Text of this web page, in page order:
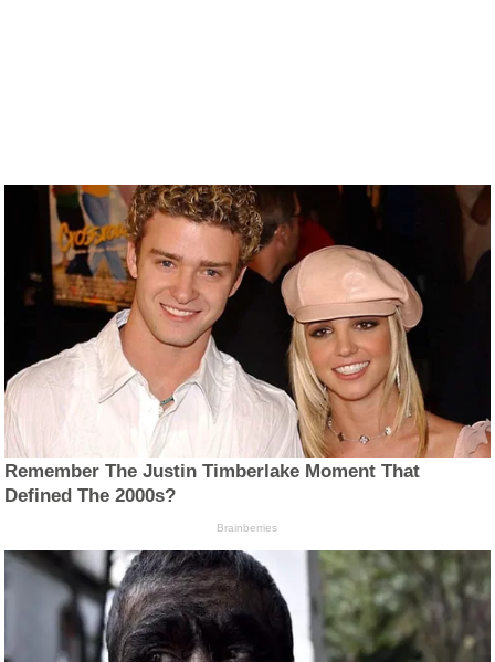
Remember The Justin Timberlake Moment That
Defined The 2000s?
Brainberries